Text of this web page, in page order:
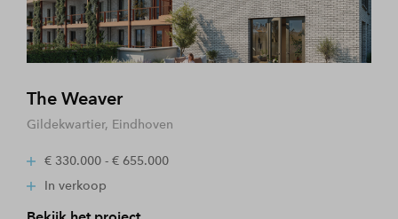
The Weaver
Gildekwartier, Eindhoven
€ 330.000 - € 655.000
In verkoop